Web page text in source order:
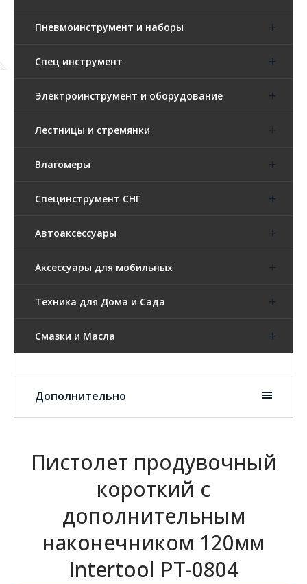
Пневмоинструмент и наборы
Спец инструмент
Электроинструмент и оборудование
Лестницы и стремянки
Влагомеры
Специнструмент СНГ
Автоаксессуары
Аксессуары для мобильных
Техника для Дома и Сада
Смазки и Масла
Дополнительно
Пистолет продувочный
короткий с
дополнительным
наконечником 120мм
Intertool PT-0804